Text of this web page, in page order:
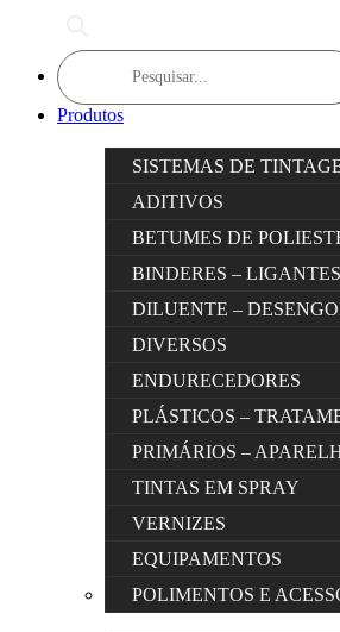
Products
search
Produtos
SISTEMAS DE
ADITIVOS
BETUMES DE
BINDERES – LIGANTES
DILUENTE –
DIVERSOS
ENDURECEDORES
PLÁSTICOS –
PRIMÁRIOS –
TINTAS EM SPRAY
VERNIZES
EQUIPAMENTOS
POLIMENTOS E